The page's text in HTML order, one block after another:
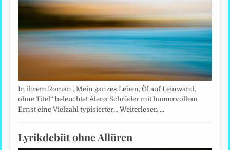
In ihrem Roman „Mein ganzes Leben, Öl auf Leinwand,
ohne Titel“ beleuchtet Alena Schröder mit humorvollem
Ernst eine Vielzahl typisierter…Weiterlesen …
Lyrikdebüt ohne Allüren